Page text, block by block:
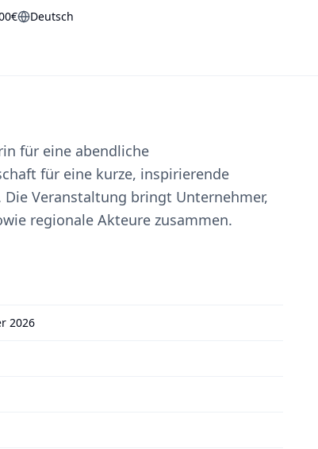
Deutsch
für eine abendliche
für eine kurze, inspirierende
Veranstaltung bringt Unternehmer,
regionale Akteure zusammen.
2026